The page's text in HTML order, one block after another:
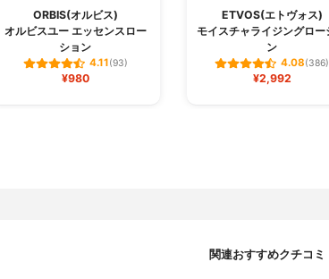
ORBIS(オルビス)
オルビスユー エッセンスロー
ション
4.11(93)
¥980
ETVOS(エトヴォス)
モイスチャライジングロー
ン
4.08(386)
¥2,992
関連おすすめクチコミ